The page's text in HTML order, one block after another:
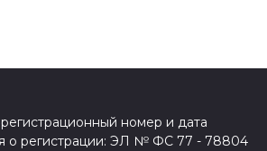
номер и дата
о регистрации: ЭЛ № ФС 77 - 78804